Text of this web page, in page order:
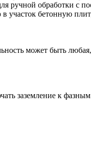
ручной обработки с
участок бетонную
может быть
заземление к